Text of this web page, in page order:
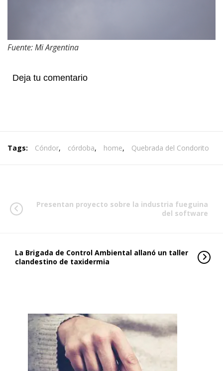
Fuente: Mi Argentina
Deja tu comentario
Tags: Cóndor, córdoba, home, Quebrada del Condorito
Presentan proyecto sobre la industria fueguina
del software
La Brigada de Control Ambiental allanó un taller
clandestino de taxidermia